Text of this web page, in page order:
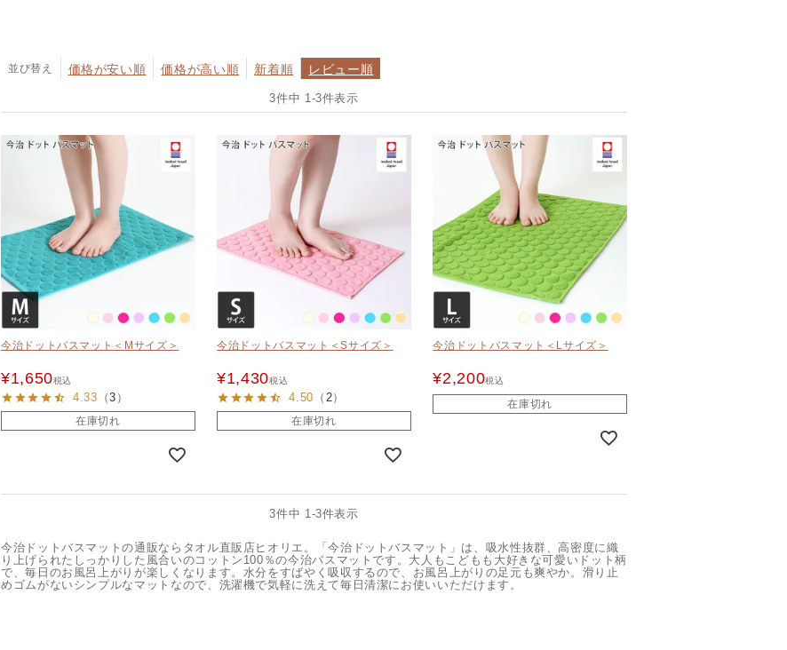
並び替え 価格が安い順 価格が高い順 新着順 レビュー順
3件中 1-3件表示
今治ドットバスマット＜Mサイズ＞
¥1,650税込
4.33 （3 ）
在庫切れ
今治ドットバスマット＜Sサイズ＞
¥1,430税込
4.50 （ 2）
在庫切れ
今治ドットバスマット＜Lサイズ＞
¥2,200税込
在庫切れ
3件中 1 -3件表示
今治ドットバスマットの通販ならタオル直販店ヒオリエ。「今治ドットバスマット」は、吸水性抜群、高密度に織
り上げられたしっかりした風合いのコットン100％の今治バスマットです。大人もこどもも大好きな可愛いドット柄
で、毎日のお風呂上がりが楽しくなります。水分をすばやく吸収するので、お風呂上がりの足元も爽やか。滑り止
めゴムがないシンプルなマットなので、洗濯機で気軽に洗えて毎日清潔にお使いいただけます。